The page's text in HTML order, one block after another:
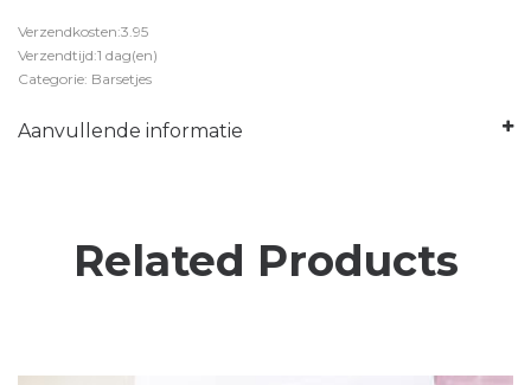
Verzendkosten:3.95
Verzendtijd:1 dag(en)
Categorie: Barsetjes
Aanvullende informatie
Related Products